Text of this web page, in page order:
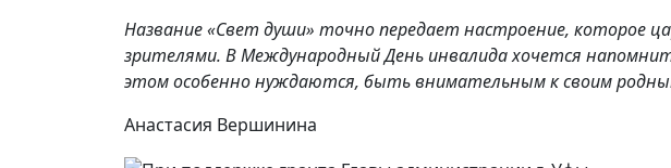
Название «Свет души» точно передает настроение, которое
зрителями. В Международный День инвалида хочется
этом особенно нуждаются, быть внимательным к своим
Анастасия Вершинина